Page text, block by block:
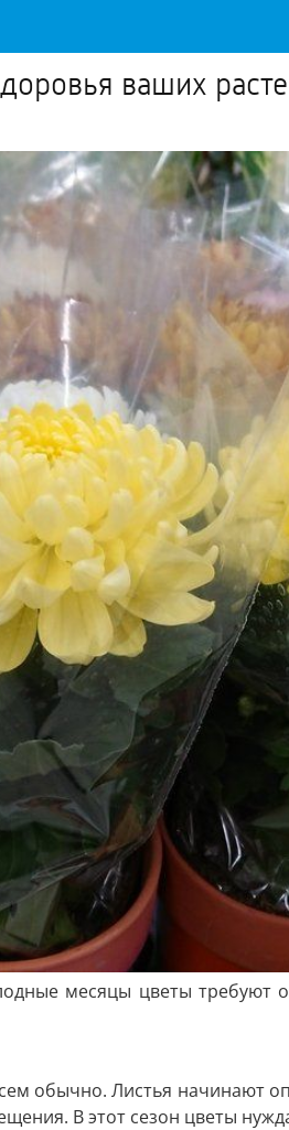
ваших
месяцы цветы требуют
обычно. Листья начинают
В этот сезон цветы